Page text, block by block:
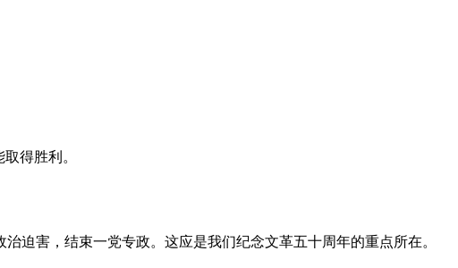
得胜利。
迫害，结束一党专政。这应是我们纪念文革五十周年的重点所在。